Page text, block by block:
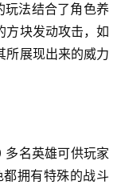
玩法结合了角色养
方块发动攻击，如
所展现出来的威力
名英雄可供玩家
拥有特殊的战斗